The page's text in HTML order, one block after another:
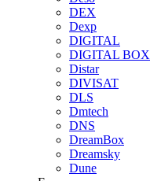
DEX
Dexp
DIGITAL
DIGITAL BOX
Distar
DIVISAT
DLS
Dmtech
DNS
DreamBox
Dreamsky
Dune